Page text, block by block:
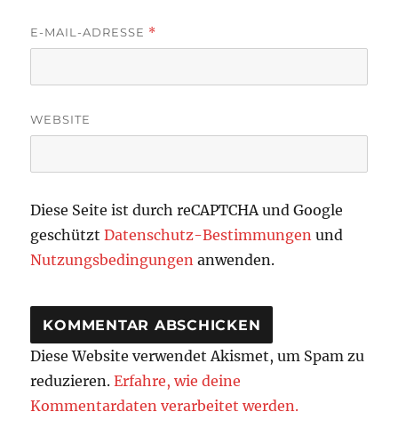
E-MAIL-ADRESSE *
WEBSITE
Diese Seite ist durch reCAPTCHA und Google
geschütztDatenschutz-Bestimmungen und
Nutzungsbedingungen anwenden.
Diese Website verwendet Akismet, um Spam zu
reduzieren.Erfahre, wie deine
Kommentardaten verarbeitet werden.